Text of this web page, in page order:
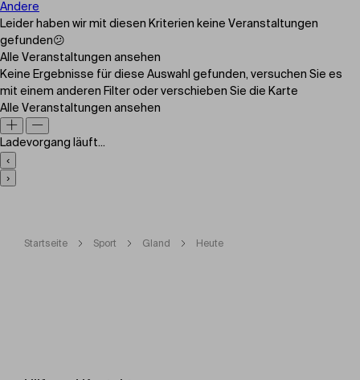
Andere
Leider haben wir mit diesen Kriterien keine Veranstaltungen
gefunden😕
Alle Veranstaltungen ansehen
Keine Ergebnisse für diese Auswahl gefunden, versuchen Sie es
mit einem anderen Filter oder verschieben Sie die Karte
Alle Veranstaltungen ansehen
Ladevorgang läuft...
‹
›
Startseite Sport Gland Heute